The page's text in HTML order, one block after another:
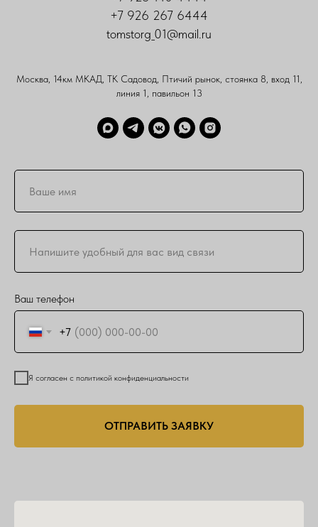
+7 926 267 6444
tomstorg_01@mail.ru
Москва, 14км МКАД, ТК Садовод, Птичий рынок, стоянка 8, вход 11,
линия 1, павильон 13
Ваш телефон
+7
Я согласен с политикой конфиденциальности
ОТПРАВИТЬ ЗАЯВКУ